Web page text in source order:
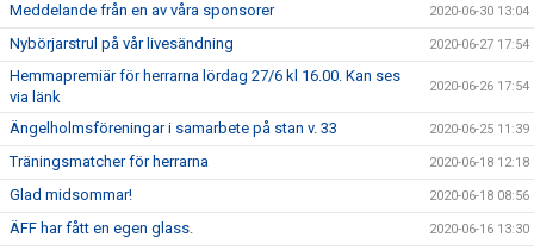
Meddelande från en av våra sponsorer 2020-06-30 13:04
Nybörjarstrul på vår livesändning 2020-06-27 17:54
Hemmapremiär för herrarna lördag 27/6 kl 16.00. Kan ses
via länk
2020-06-26 17:54
Ängelholmsföreningar i samarbete på stan v. 33 2020-06-25 11:39
Träningsmatcher för herrarna 2020-06-18 12:18
Glad midsommar! 2020-06-18 08:56
ÄFF har fått en egen glass. 2020-06-16 13:30